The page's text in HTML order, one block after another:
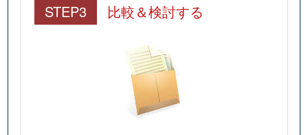
STEP3 比較＆検討する